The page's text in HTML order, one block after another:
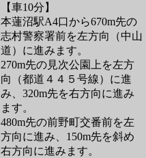
【車10分】
本蓮沼駅A4口から670m先の
志村警察署前を左方向（中山
道）に進みます。
270m先の見次公園上を左方
向（都道４４５号線）に進
み、320m先を右方向に進み
ます。
480m先の前野町交番前を左
方向に進み、150m先を斜め
右方向に進みます。